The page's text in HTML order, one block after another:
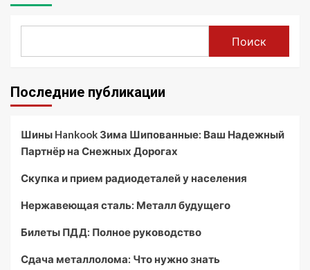
Поиск
Последние публикации
Шины Hankook Зима Шипованные: Ваш Надежный
Партнёр на Снежных Дорогах
Скупка и прием радиодеталей у населения
Нержавеющая сталь: Металл будущего
Билеты ПДД: Полное руководство
Сдача металлолома: Что нужно знать